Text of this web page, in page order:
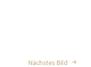
Nächstes Bild